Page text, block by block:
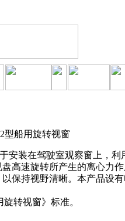
型船用旋转视窗
装在驾驶室观察窗上，利
高速旋转所产生的离心力
保持视野清晰。本产品设
转视窗》标准。